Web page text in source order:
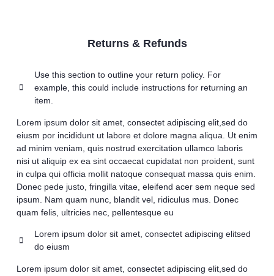
Returns & Refunds
Use this section to outline your return policy. For
example, this could include instructions for returning an
item.
Lorem ipsum dolor sit amet, consectet adipiscing elit,sed do
eiusm por incididunt ut labore et dolore magna aliqua. Ut enim
ad minim veniam, quis nostrud exercitation ullamco laboris
nisi ut aliquip ex ea sint occaecat cupidatat non proident, sunt
in culpa qui officia mollit natoque consequat massa quis enim.
Donec pede justo, fringilla vitae, eleifend acer sem neque sed
ipsum. Nam quam nunc, blandit vel, ridiculus mus. Donec
quam felis, ultricies nec, pellentesque eu
Lorem ipsum dolor sit amet, consectet adipiscing elitsed
do eiusm
Lorem ipsum dolor sit amet, consectet adipiscing elit,sed do